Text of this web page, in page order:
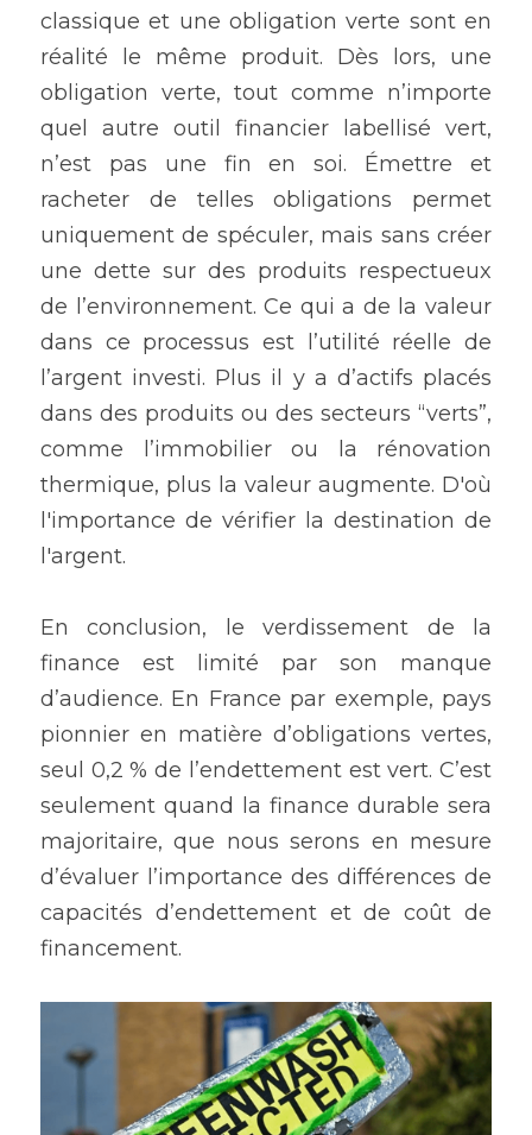
classique et une obligation verte sont en
réalité le même produit. Dès lors, une
obligation verte, tout comme n’importe
quel autre outil financier labellisé vert,
n’est pas une fin en soi. Émettre et
racheter de telles obligations permet
uniquement de spéculer, mais sans créer
une dette sur des produits respectueux
de l’environnement. Ce qui a de la valeur
dans ce processus est l’utilité réelle de
l’argent investi. Plus il y a d’actifs placés
dans des produits ou des secteurs “verts”,
comme l’immobilier ou la rénovation
thermique, plus la valeur augmente. D'où
l'importance de vérifier la destination de
l'argent.
En conclusion, le verdissement de la
finance est limité par son manque
d’audience. En France par exemple, pays
pionnier en matière d’obligations vertes,
seul 0,2 % de l’endettement est vert. C’est
seulement quand la finance durable sera
majoritaire, que nous serons en mesure
d’évaluer l’importance des différences de
capacités d’endettement et de coût de
financement.